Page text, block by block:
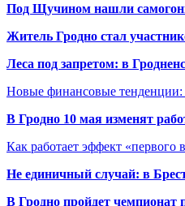
Под Щучином нашли
Житель Гродно стал
Леса под запретом: в
Новые финансовые тенденции:
В Гродно 10 мая изменят
Как работает эффект «первого
Не единичный случай: в
В Гродно пройдет чемпионат